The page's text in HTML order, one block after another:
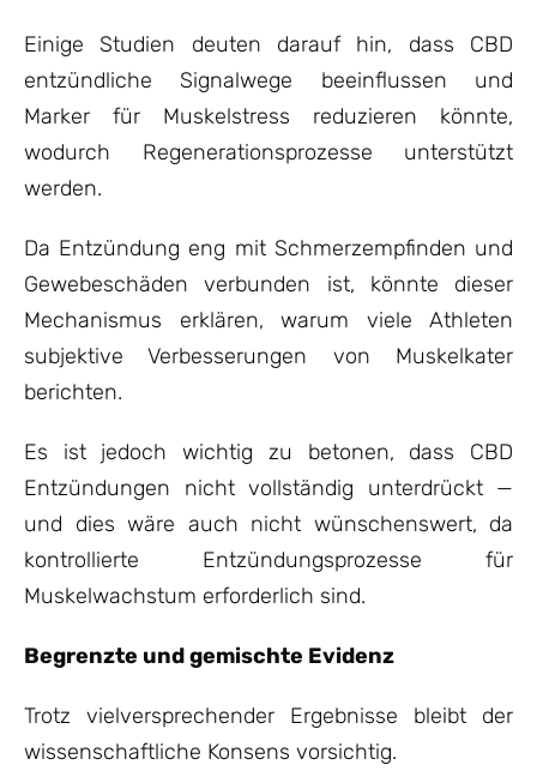
Einige Studien deuten darauf hin, dass CBD
entzündliche Signalwege beeinflussen und
Marker für Muskelstress reduzieren könnte,
wodurch Regenerationsprozesse unterstützt
werden.
Da Entzündung eng mit Schmerzempfinden und
Gewebeschäden verbunden ist, könnte dieser
Mechanismus erklären, warum viele Athleten
subjektive Verbesserungen von Muskelkater
berichten.
Es ist jedoch wichtig zu betonen, dass CBD
Entzündungen nicht vollständig unterdrückt —
und dies wäre auch nicht wünschenswert, da
kontrollierte Entzündungsprozesse für
Muskelwachstum erforderlich sind.
Begrenzte und gemischte Evidenz
Trotz vielversprechender Ergebnisse bleibt der
wissenschaftliche Konsens vorsichtig.